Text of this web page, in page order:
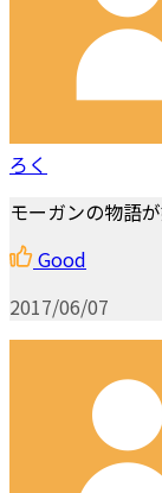
ろく
モーガンの物語
Good
2017/06/07